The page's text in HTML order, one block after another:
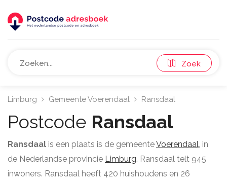
Zoek
Limburg Gemeente Voerendaal Ransdaal
Postcode Ransdaal
Ransdaal is een plaats is de gemeenteVoerendaal, in
de Nederlandse provincie Limburg. Ransdaal telt 945
inwoners. Ransdaal heeft 420 huishoudens en 26